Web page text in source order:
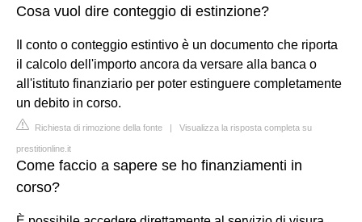
Cosa vuol dire conteggio di estinzione?
Il conto o conteggio estintivo è un documento che riporta
il calcolo dell'importo ancora da versare alla banca o
all'istituto finanziario per poter estinguere completamente
un debito in corso.
Richiesta di rimozione della fonte | Visualizza la risposta completa su
prestitionline.it
Come faccio a sapere se ho finanziamenti in
corso?